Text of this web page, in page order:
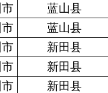
蓝山县
蓝山县
新田县
新田县
新田县